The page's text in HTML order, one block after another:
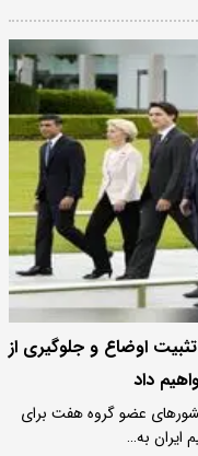
برای تثبیت اوضاع و جلوگیری از
داد
عضو گروه هفت برای
ایران به…